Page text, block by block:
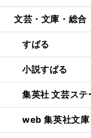
文芸・文庫・総合
すばる
小説すばる
集英社 文芸ステ
web 集英社文庫